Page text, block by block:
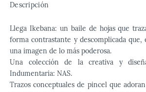
Descripción
Llega Ikebana: un baile de hojas que
forma contrastante y descomplicada
una imagen de lo más poderosa.
Una colección de la creativa y
Indumentaria: NAS.
Trazos conceptuales de pincel que